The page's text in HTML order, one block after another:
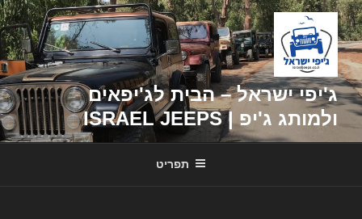
דילוג
לתוכן
ג'יפי ישראל – הבית לג'יפאים
ולמותג ג'יפ | ISRAEL JEEPS
תפריט